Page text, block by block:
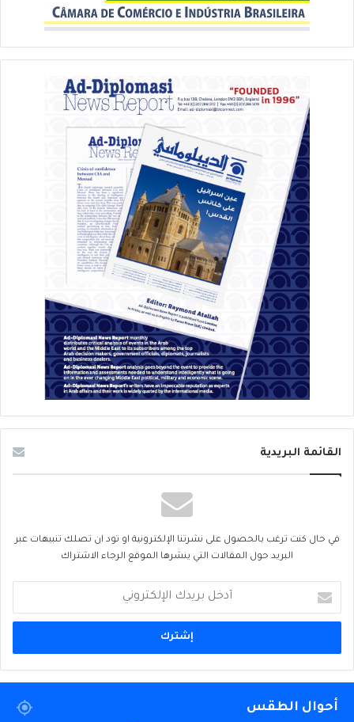
القائمة البريدية
في حال كنت ترغب بالحصول على نشرتنا الإلكترونية او تود ان تصلك تنبيهات عبر
البريد حول المقالات التي ينشرها الموقع الرجاء الاشتراك
بريدك
الإلكتروني
أحوال الطقس